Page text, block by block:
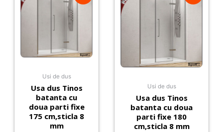
Usi de dus
Usa dus Tinos
batanta cu
doua parti fixe
175 cm,sticla 8
mm
Usi de dus
Usa dus Tinos
batanta cu doua
parti fixe 180
cm,sticla 8 mm